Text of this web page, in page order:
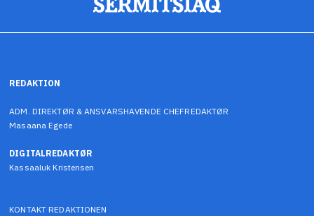
REDAKTION
ADM. DIREKTØR & ANSVARSHAVENDE CHEFREDAKTØR
Masaana Egede
DIGITALREDAKTØR
Kassaaluk Kristensen
KONTAKT REDAKTIONEN